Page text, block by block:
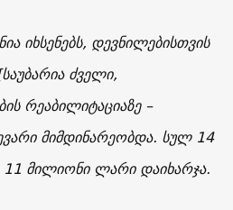
იხსენებს, დევნილებისთვის
ძველი,
რეაბილიტაციაზე –
მიმდინარეობდა. სულ 14
11 მილიონი ლარი დაიხარჯა.